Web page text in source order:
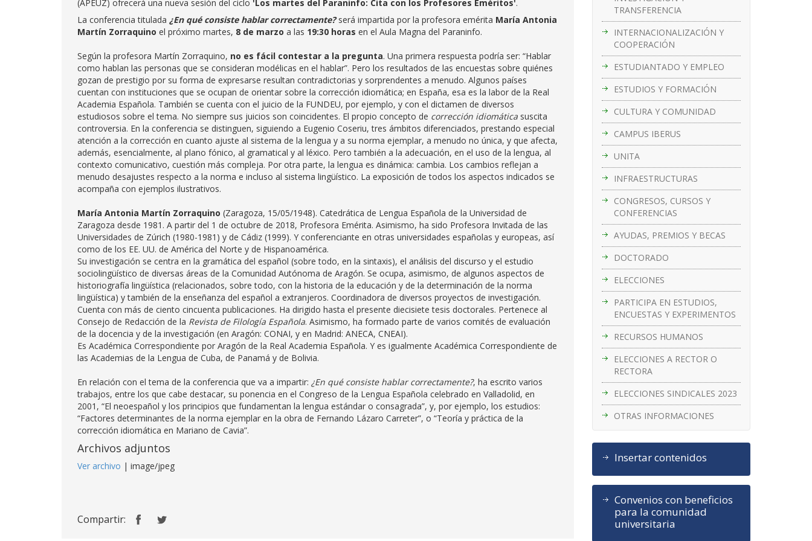
TRANSFERENCIA
INTERNACIONALIZACIÓN Y
COOPERACIÓN
ESTUDIANTADO Y EMPLEO
ESTUDIOS Y FORMACIÓN
CULTURA Y COMUNIDAD
CAMPUS IBERUS
UNITA
INFRAESTRUCTURAS
CONGRESOS, CURSOS Y
CONFERENCIAS
AYUDAS, PREMIOS Y BECAS
DOCTORADO
ELECCIONES
PARTICIPA EN ESTUDIOS,
ENCUESTAS Y EXPERIMENTOS
RECURSOS HUMANOS
ELECCIONES A RECTOR O
RECTORA
ELECCIONES SINDICALES 2023
OTRAS INFORMACIONES
Insertar contenidos
Convenios con beneficios
para la comunidad
universitaria
(APEUZ) ofrecerá una nueva sesión del ciclo 'Los martes del Paraninfo: Cita con los Profesores Eméritos'.
La conferencia titulada ¿En qué consiste hablar correctamente?será impartida por la profesora emérita María Antonia
Martín Zorraquino el próximo martes, 8 de marzo a las 19:30 horas en el Aula Magna del Paraninfo.
Según la profesora Martín Zorraquino, no es fácil contestar a la pregunta. Una primera respuesta podría ser: “Hablar
como hablan las personas que se consideran modélicas en el hablar”. Pero los resultados de las encuestas sobre quiénes
gozan de prestigio por su forma de expresarse resultan contradictorias y sorprendentes a menudo. Algunos países
cuentan con instituciones que se ocupan de orientar sobre la corrección idiomática; en España, esa es la labor de la Real
Academia Española. También se cuenta con el juicio de la FUNDEU, por ejemplo, y con el dictamen de diversos
estudiosos sobre el tema. No siempre sus juicios son coincidentes. El propio concepto de corrección idiomática suscita
controversia. En la conferencia se distinguen, siguiendo a Eugenio Coseriu, tres ámbitos diferenciados, prestando especial
atención a la corrección en cuanto ajuste al sistema de la lengua y a su norma ejemplar, a menudo no única, y que afecta,
además, esencialmente, al plano fónico, al gramatical y al léxico. Pero también a la adecuación, en el uso de la lengua, al
contexto comunicativo, cuestión más compleja. Por otra parte, la lengua es dinámica: cambia. Los cambios reflejan a
menudo desajustes respecto a la norma e incluso al sistema lingüístico. La exposición de todos los aspectos indicados se
acompaña con ejemplos ilustrativos.
María Antonia Martín Zorraquino (Zaragoza, 15/05/1948). Catedrática de Lengua Española de la Universidad de
Zaragoza desde 1981. A partir del 1 de octubre de 2018, Profesora Emérita. Asimismo, ha sido Profesora Invitada de las
Universidades de Zúrich (1980-1981) y de Cádiz (1999). Y conferenciante en otras universidades españolas y europeas, así
como de los EE. UU. de América del Norte y de Hispanoamérica.
Su investigación se centra en la gramática del español (sobre todo, en la sintaxis), el análisis del discurso y el estudio
sociolingüístico de diversas áreas de la Comunidad Autónoma de Aragón. Se ocupa, asimismo, de algunos aspectos de
historiografía lingüística (relacionados, sobre todo, con la historia de la educación y de la determinación de la norma
lingüística) y también de la enseñanza del español a extranjeros. Coordinadora de diversos proyectos de investigación.
Cuenta con más de ciento cincuenta publicaciones. Ha dirigido hasta el presente diecisiete tesis doctorales. Pertenece al
Consejo de Redacción de la Revista de Filología Española. Asimismo, ha formado parte de varios comités de evaluación
de la docencia y de la investigación (en Aragón: CONAI, y en Madrid: ANECA, CNEAI).
Es Académica Correspondiente por Aragón de la Real Academia Española. Y es igualmente Académica Correspondiente de
las Academias de la Lengua de Cuba, de Panamá y de Bolivia.
En relación con el tema de la conferencia que va a impartir: ¿En qué consiste hablar correctamente?, ha escrito varios
trabajos, entre los que cabe destacar, su ponencia en el Congreso de la Lengua Española celebrado en Valladolid, en
2001, “El neoespañol y los principios que fundamentan la lengua estándar o consagrada”, y, por ejemplo, los estudios:
“Factores determinantes de la norma ejemplar en la obra de Fernando Lázaro Carreter”, o “Teoría y práctica de la
corrección idiomática en Mariano de Cavia”.
Archivos adjuntos
Ver archivo | image/jpeg
Compartir: